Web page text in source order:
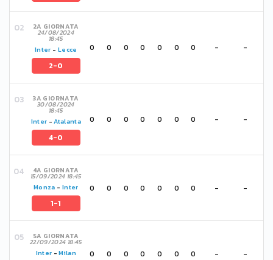
2A GIORNATA
24/08/2024
18:45
Inter - Lecce
2-0
0 0 0 0 0 0 0 - -
3A GIORNATA
30/08/2024
18:45
Inter -Atalanta
4-0
0 0 0 0 0 0 0 - -
4A GIORNATA
15/09/2024 18:45
Monza - Inter
1-1
0 0 0 0 0 0 0 - -
5A GIORNATA
22/09/2024 18:45
Inter -Milan 0 0 0 0 0 0 0 - -